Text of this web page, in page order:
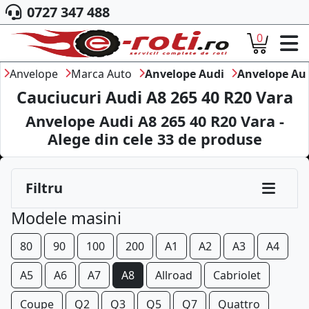
ACASA
DESPRE NOI
ANVELOPE
AUTO
CAMION
MOTO
AGROINDUSTRIALE
CAUTARE DUPA
PRODUCATORI ANVELOPE
MARCA AUTO
BLOG
B2B - COLABORARE COMPANII
CONT
0727 347 488
0
Anvelope Marca Auto Anvelope Audi Anvelope
Cauciucuri Audi A8 265 40 R20 Vara
Anvelope Audi A8 265 40 R20 Vara -
Alege din cele 33de produse
Filtru
Modele masini
80 90 100 200 A1 A2 A3
A4
A5
A6 A7 A8 Allroad
Cabriolet
Coupe
Q2 Q3 Q5 Q7
Quattro
225/60R16
235/60R16
225/55R17
235/55R17